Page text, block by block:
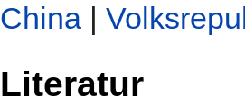
China |
Literatur